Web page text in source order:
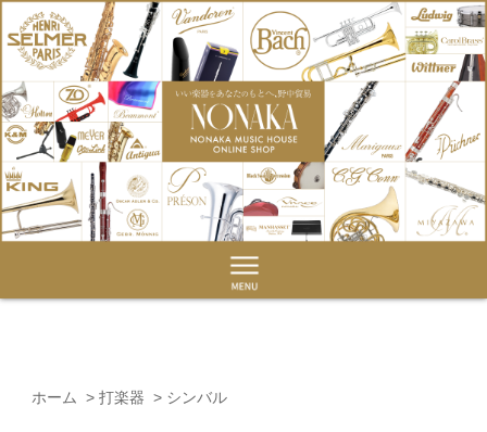
ホーム > 打楽器 > シンバル